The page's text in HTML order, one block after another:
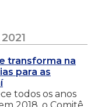
transforma na
para as
todos os anos
2018, o Comitê